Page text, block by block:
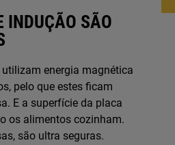
INDUÇÃO SÃO
energia magnética
pelo que estes ficam
E a superfície da placa
os alimentos cozinham.
são ultra seguras.